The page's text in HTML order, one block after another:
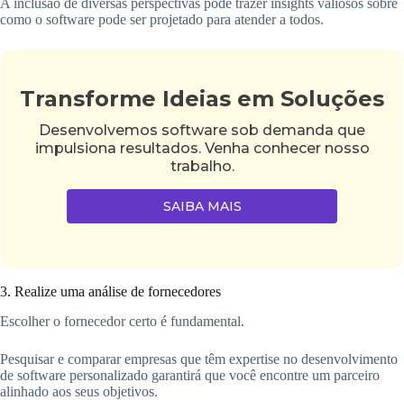
A inclusão de diversas perspectivas pode trazer insights valiosos sobre
como o software pode ser projetado para atender a todos.
Transforme Ideias em Soluções
Desenvolvemos software sob demanda que
impulsiona resultados. Venha conhecer nosso
trabalho.
SAIBA MAIS
3. Realize uma análise de fornecedores
Escolher o fornecedor certo é fundamental.
Pesquisar e comparar empresas que têm expertise no desenvolvimento
de software personalizado garantirá que você encontre um parceiro
alinhado aos seus objetivos.